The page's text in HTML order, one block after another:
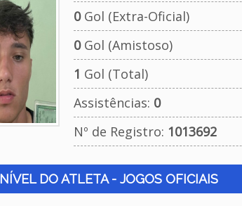
0Gol (Extra-Oficial)
0Gol (Amistoso)
1 Gol (Total)
Assistências: 0
Nº de Registro: 1013692
NÍVEL DO ATLETA - JOGOS OFICIAIS